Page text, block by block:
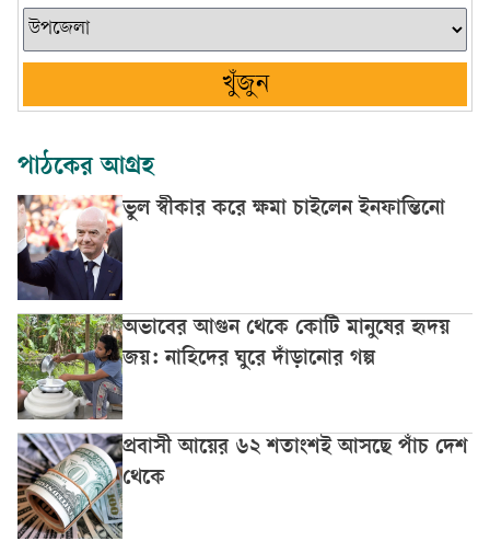
খুঁজুন
পাঠকের আগ্রহ
ভুল স্বীকার করে ক্ষমা চাইলেন ইনফান্তিনো
অভাবের আগুন থেকে কোটি মানুষের হৃদয়
জয়: নাহিদের ঘুরে দাঁড়ানোর গল্প
প্রবাসী আয়ের ৬২ শতাংশই আসছে পাঁচ দেশ
থেকে